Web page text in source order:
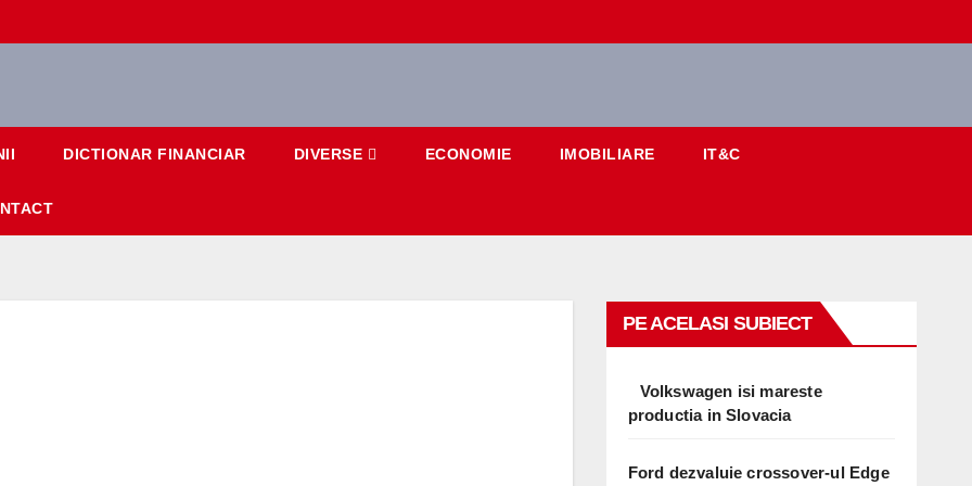
DICTIONAR FINANCIAR DIVERSE ECONOMIE IMOBILIARE IT&C
PE ACELASI SUBIECT
Volkswagen isi mareste
productia in Slovacia
Ford dezvaluie crossover-ul Edge